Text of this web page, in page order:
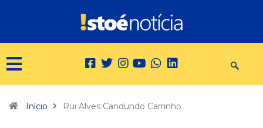
Início Rui Alves Candundo Carrinho